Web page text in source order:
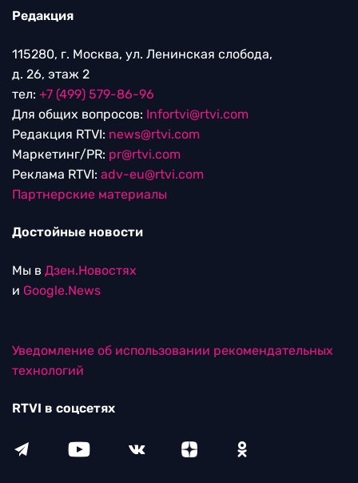
Редакция
115280, г. Москва, ул. Ленинская слобода,
д. 26, этаж 2
тел: +7 (499) 579-86-96
Для общих вопросов: Infortvi@rtvi.com
Редакция RTVI: news@rtvi.com
Маркетинг/PR: pr@rtvi.com
Реклама RTVI: adv-eu@rtvi.com
Партнерские материалы
Достойные новости
Мы в Дзен.Новостях
и Google.News
Уведомление об использовании рекомендательных
технологий
RTVI в соцсетях